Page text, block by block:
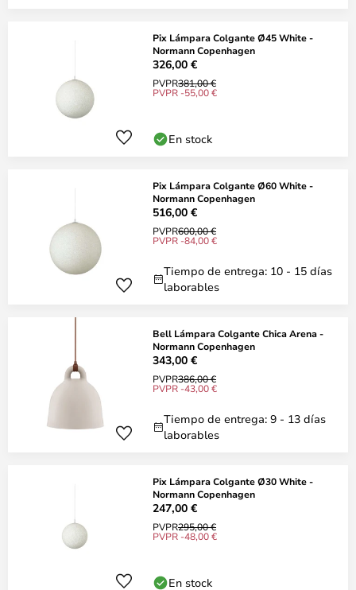
Pix Lámpara Colgante Ø45 White -
Normann Copenhagen
326,00 €
PVPR381,00 €
PVPR -55,00 €
En stock
Pix Lámpara Colgante Ø60 White -
Normann Copenhagen
516,00 €
PVPR600,00 €
PVPR -84,00 €
Tiempo de entrega: 10 - 15 días
laborables
Bell Lámpara Colgante Chica Arena -
Normann Copenhagen
343,00 €
PVPR386,00 €
PVPR -43,00 €
Tiempo de entrega: 9 - 13 días
laborables
Pix Lámpara Colgante Ø30 White -
Normann Copenhagen
247,00 €
PVPR295,00 €
PVPR -48,00 €
En stock